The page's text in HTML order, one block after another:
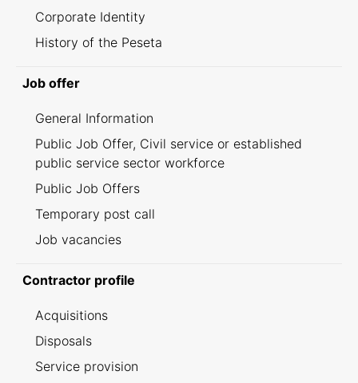
Corporate Identity
History of the Peseta
Job offer
General Information
Public Job Offer, Civil service or established
public service sector workforce
Public Job Offers
Temporary post call
Job vacancies
Contractor profile
Acquisitions
Disposals
Service provision